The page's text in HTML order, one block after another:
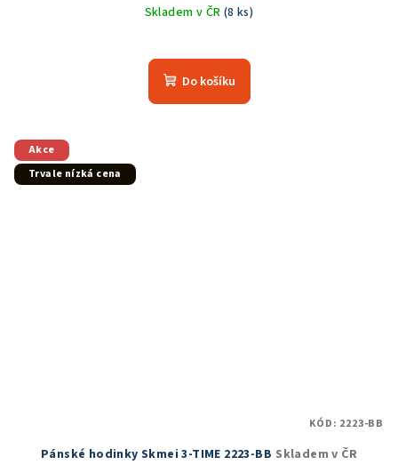
Skladem v ČR (8 ks)
hodnocení
produktu
Do košíku
Akce
Trvale nízká cena
Pánské hodinky Skmei 3-TIME 2223-BB Skladem v ČR
KÓD: 2223-BB